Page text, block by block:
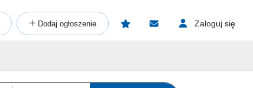
Dodaj ogłoszenie Zaloguj się